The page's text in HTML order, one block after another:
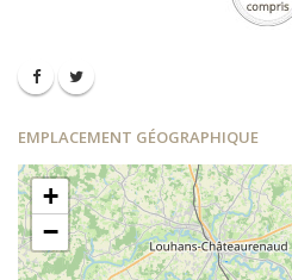
EMPLACEMENT GÉOGRAPHIQUE
+
−